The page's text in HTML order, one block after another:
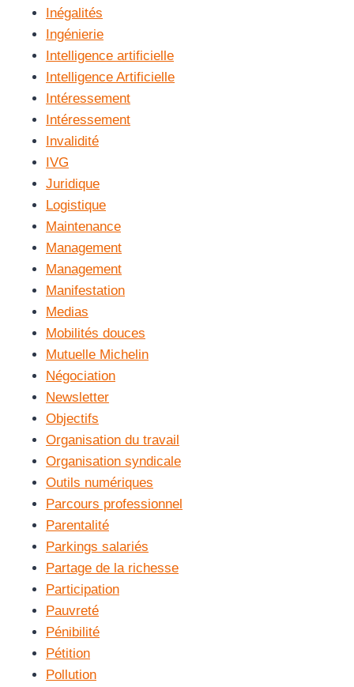
Inégalités
Ingénierie
Intelligence artificielle
Intelligence Artificielle
Intéressement
Intéressement
Invalidité
IVG
Juridique
Logistique
Maintenance
Management
Management
Manifestation
Medias
Mobilités douces
Mutuelle Michelin
Négociation
Newsletter
Objectifs
Organisation du travail
Organisation syndicale
Outils numériques
Parcours professionnel
Parentalité
Parkings salariés
Partage de la richesse
Participation
Pauvreté
Pénibilité
Pétition
Pollution